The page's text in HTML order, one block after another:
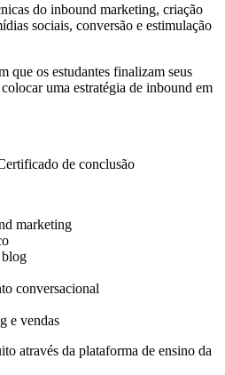
do inbound marketing, criação
sociais, conversão e estimulação
que os estudantes finalizam seus
uma estratégia de inbound em
de conclusão
marketing
conversacional
e vendas
através da plataforma de ensino da